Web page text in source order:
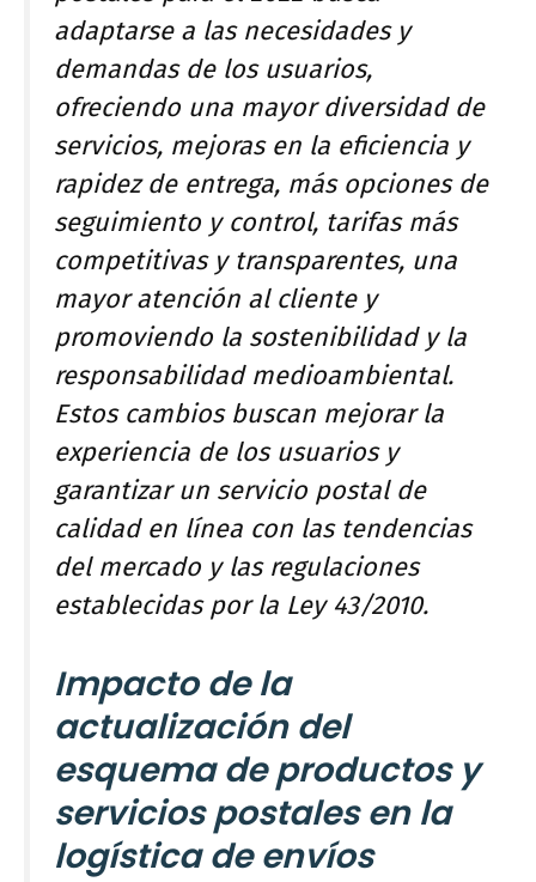
adaptarse a las necesidades y
demandas de los usuarios,
ofreciendo una mayor diversidad de
servicios, mejoras en la eficiencia y
rapidez de entrega, más opciones de
seguimiento y control, tarifas más
competitivas y transparentes, una
mayor atención al cliente y
promoviendo la sostenibilidad y la
responsabilidad medioambiental.
Estos cambios buscan mejorar la
experiencia de los usuarios y
garantizar un servicio postal de
calidad en línea con las tendencias
del mercado y las regulaciones
establecidas por la Ley 43/2010.
Impacto de la
actualización del
esquema de productos y
servicios postales en la
logística de envíos